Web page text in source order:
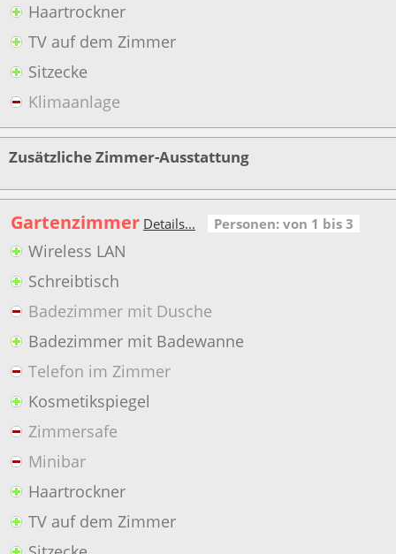
Haartrockner
TV auf dem Zimmer
Sitzecke
Klimaanlage
Zusätzliche Zimmer-Ausstattung
Gartenzimmer Details... Personen: von 1 bis 3
Wireless LAN
Schreibtisch
Badezimmer mit Dusche
Badezimmer mit Badewanne
Telefon im Zimmer
Kosmetikspiegel
Zimmersafe
Minibar
Haartrockner
TV auf dem Zimmer